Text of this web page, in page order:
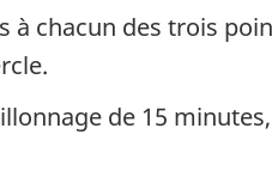
chacun des trois
de 15